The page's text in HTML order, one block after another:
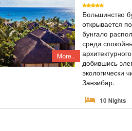
More..
Большинство
открывается
бунгало
среди
добившись
экологически
Занзибар.
10 Nights